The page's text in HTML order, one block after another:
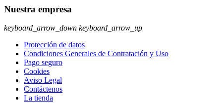
Nuestra empresa
keyboard_arrow_down keyboard_arrow_up
Protección de datos
Condiciones Generales de Contratación y Uso
Pago seguro
Cookies
Aviso Legal
Contáctenos
La tienda